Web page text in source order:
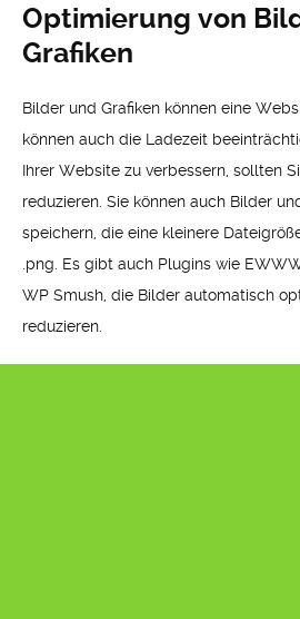
Optimierung von
Grafiken
Bilder und Grafiken können eine
können auch die Ladezeit
Ihrer Website zu verbessern, sollten
reduzieren. Sie können auch Bilder
speichern, die eine kleinere
.png. Es gibt auch Plugins wie
WP Smush, die Bilder automatisch
reduzieren.